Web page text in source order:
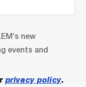
new
events and
privacy policy.